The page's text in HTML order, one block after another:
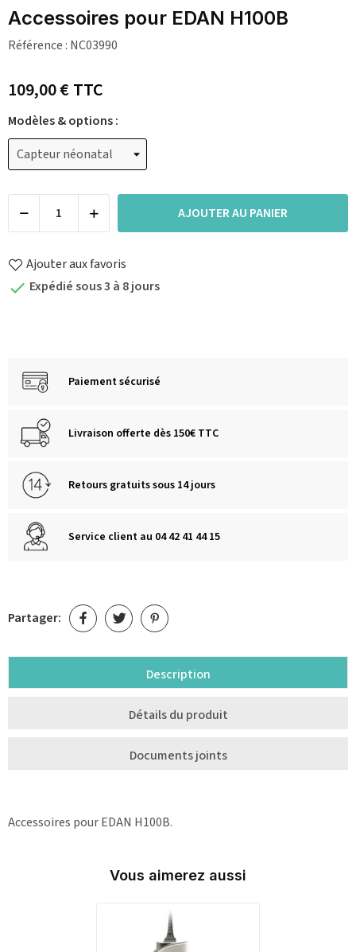
Accessoires pour EDAN H100B
Référence : NC03990
109,00 €TTC
Modèles & options :
AJOUTER AU PANIER
Ajouter aux favoris
 Expédié sous 3 à 8 jours
Paiement sécurisé
Livraison offerte dès 150€ TTC
Retours gratuits sous 14 jours
Service client au 04 42 41 44 15
Partager:
Description
Détails du produit
Documents joints
Accessoires pour EDAN H100B.
Vous aimerez aussi